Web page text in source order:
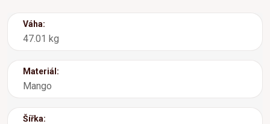
Váha:
47.01 kg
Materiál:
Mango
Šířka: